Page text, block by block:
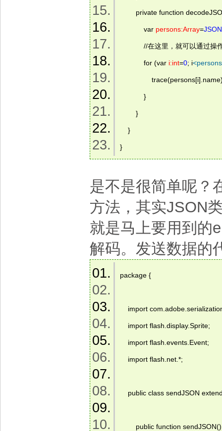
private function
var persons:Array=JSON
//在这里，就可以通过操作
for (var i:int=0; i<
}
}
}
}
是不是很简单呢？
方法，其实JSON
就是马上要用到的
解码。发送数据的
package {
import
import flash.display.Sprite;
import flash.events.Event;
import flash.net.*;
public class sendJSON
public function